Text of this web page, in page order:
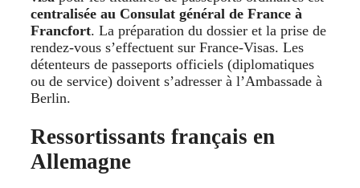
centralisée au Consulat général de France à
Francfort. La préparation du dossier et la prise de
rendez-vous s’effectuent sur France-Visas. Les
détenteurs de passeports officiels (diplomatiques
ou de service) doivent s’adresser à l’Ambassade à
Berlin.
Ressortissants français en
Allemagne